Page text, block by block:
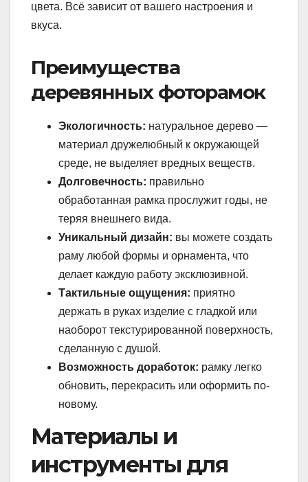
цвета. Всё зависит от вашего настроения и
вкуса.
Преимущества
деревянных фоторамок
Экологичность: натуральное дерево —
материал дружелюбный к окружающей
среде, не выделяет вредных веществ.
Долговечность: правильно
обработанная рамка прослужит годы, не
теряя внешнего вида.
Уникальный дизайн: вы можете создать
раму любой формы и орнамента, что
делает каждую работу эксклюзивной.
Тактильные ощущения: приятно
держать в руках изделие с гладкой или
наоборот текстурированной поверхность,
сделанную с душой.
Возможность доработок: рамку легко
обновить, перекрасить или оформить по-
новому.
Материалы и
инструменты для